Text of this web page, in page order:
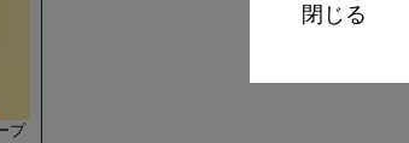
プ
閉じる